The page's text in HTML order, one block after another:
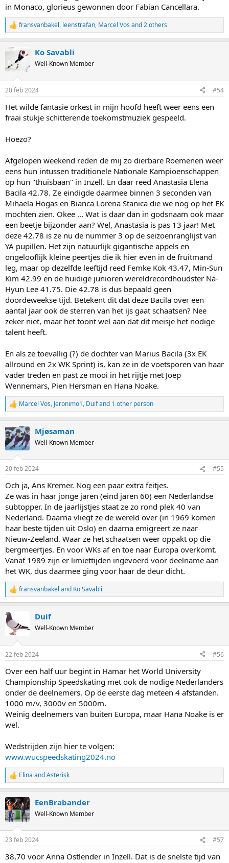
in Monaco, glorieus gewonnen door Fabian Cancellara.
R
e
c
t
i
s
fransvanbakel, leenstrafan, Marcel Vos and 2 others
Ko Savabli
Well-Known Member
20 feb 2024 #54
Het wilde fantasie orkest in mijn hoofd heeft weer eens een
fraai stukje schitterende toekomstmuziek gespeeld.
Hoezo?
Afgelopen weekend reden de mij zo dierbare Roemenen weer
eens hun intussen traditionele Nationale Kampioenschappen
op hun "thuisbaan" in Inzell. En daar reed Anastasia Elena
Bacila 42.78. Ze eindigde daarmee binnen 3 seconden van
Mihaela Hogas en Bianca Lorena Stanica die we nog op het EK
mochten zien. Okee ... Wat is daar dan in godsnaam ook maar
een beetje bijzonder aan? Wel, Anastasia is pas 13 jaar! Met
deze 42.78 is ze nu de nummer 3 op de seizoenranglijst van
YA pupillen. Het zijn natuurlijk gigantische appels en
ongelooflijk kleine peertjes die ik hier even in de fruitmand
leg, maar op dezelfde leeftijd reed Femke Kok 43.47, Min-Sun
Kim 42.99 en de huidige junioren wereldrecordhoudster Na-
Hyun Lee 41.75. Die 42.78 is dus bepaald geen
doordeweekse tijd. Betekent dit dat deze Bacila over een
aantal jaar ook de sterren van het ijs gaat schaatsen? Nee
zeker niet, maar het toont wel aan dat dit meisje het nodige
talent heeft.
En als ze toevallig (?) de dochter van Marius Bacila (3x EK
allround en 2x WK Sprint) is, kan ze in de voetsporen van haar
vader treden en past ze mooi in het rijtje met Joep
Wennemars, Pien Hersman en Hana Noake.
R
e
c
t
i
s
Marcel Vos, Jeronimo1, Duifand 1 other person
Mjøsaman
Well-Known Member
20 feb 2024 #55
Och ja, Ans Kremer. Nog een paar extra feitjes.
Ze was in haar jonge jaren (eind jaren 60) een Nederlandse
subtopper. In de jaarlijstjes staat ze zo rond plek 40 van
Nederland. Daarna vliegt ze de wereld over (in 1969 komen
haar beste tijden uit Oslo) en daarna emigreert ze naar
Nieuw-Zeeland. Waar ze het schaatsen weer oppakt op die
bergmeertjes. En voor WKs af en toe naar Europa overkomt.
Vanaf 1989 zijn er limiettijden ingevoerd voor deelname aan
het WK, dus daarmee ging voor haar de deur dicht.
R
e
c
t
i
s
fransvanbakel and Ko Savabli
Duif
Well-Known Member
22 feb 2024 #56
Over een half uur begint in Hamar het World University
Championship Speedskating met ook de nodige Nederlanders
onder de deelnemers. Op de eerste dag meteen 4 afstanden.
1000 m/v, 3000v en 5000m.
Weinig deelnemers van buiten Europa, maar Hana Noake is er
wel.
Wedstrijden zijn hier te volgen:
www.wucspeedskating2024.no
R
e
c
t
i
s
Elina andAsterisk
EenBrabander
Well-Known Member
23 feb 2024 #57
38,70 voor Anna Ostlender in Inzell. Dat is de snelste tijd van